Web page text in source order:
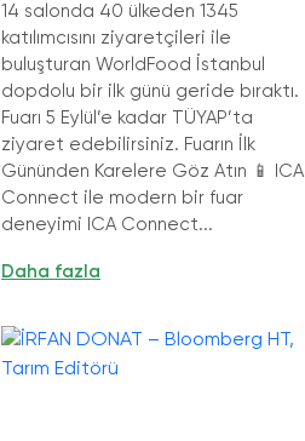
2025 bugün kapılarını
açtı!
14 salonda 40 ülkeden 1345
katılımcısını ziyaretçileri ile
buluşturan WorldFood İstanbul
dopdolu bir ilk günü geride bıraktı.
Fuarı 5 Eylül’e kadar TÜYAP’ta
ziyaret edebilirsiniz. Fuarın İlk
Gününden Karelere Göz Atın 📱 ICA
Connect ile modern bir fuar
deneyimi ICA Connect...
Daha fazla